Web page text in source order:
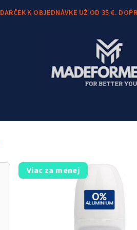
DARČEK K OBJEDNÁVKE UŽ OD 35 €.
Viac za menej